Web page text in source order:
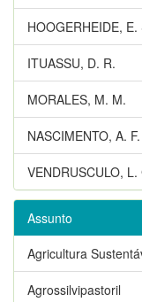
HOOGERHEIDE, E.
ITUASSU, D. R.
MORALES, M. M.
NASCIMENTO, A.
VENDRUSCULO, L.
Assunto
Agricultura
Agrossilvipastoril